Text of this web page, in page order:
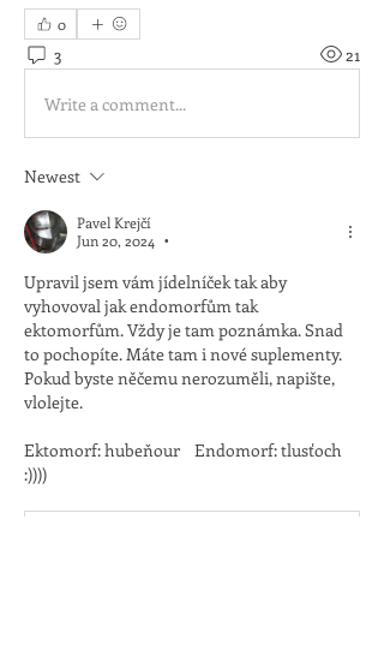
0
3 21
Write a comment...
Newest
Pavel Krejčí
Jun 20, 2024
•
Upravil jsem vám jídelníček tak aby
vyhovoval jak endomorfům tak
ektomorfům. Vždy je tam poznámka. Snad
to pochopíte. Máte tam i nové suplementy.
Pokud byste něčemu nerozuměli, napište,
vlolejte.
Ektomorf: hubeňour    Endomorf: tlusťoch
:))))